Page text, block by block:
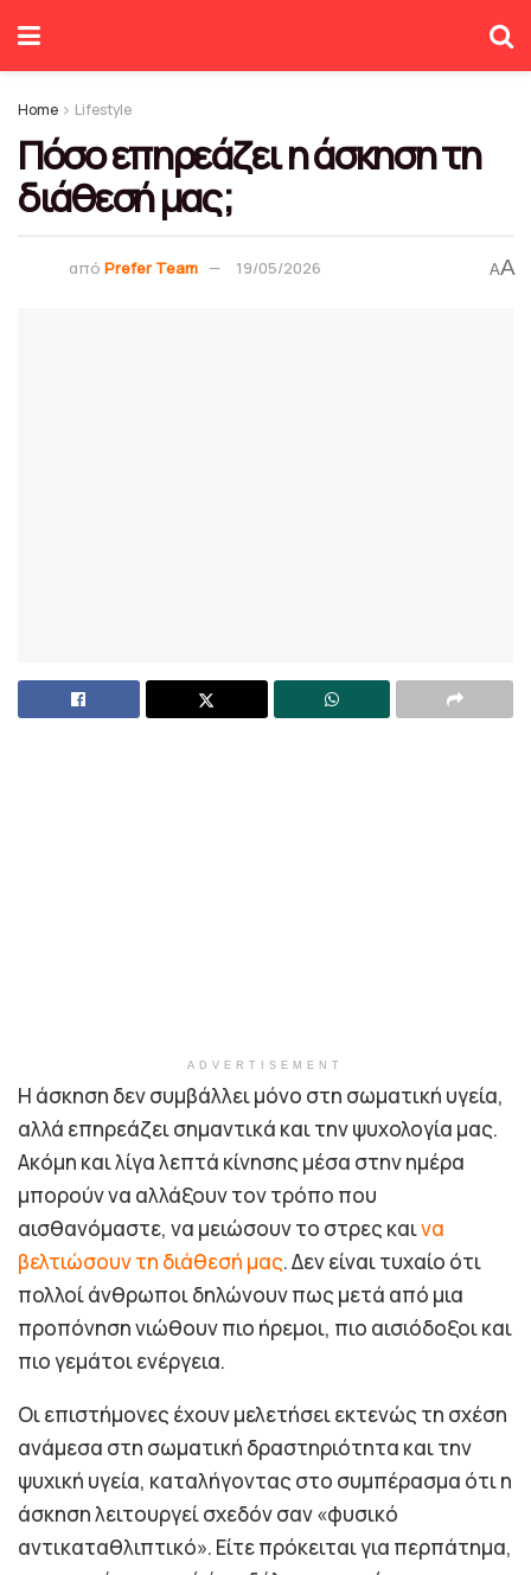
Home Lifestyle
Πόσο επηρεάζει η άσκηση τη
διάθεσή μας;
από Prefer Team 19/05/2026 AA
ADVERTISEMENT
Η άσκηση δεν συμβάλλει μόνο στη σωματική υγεία,
αλλά επηρεάζει σημαντικά και την ψυχολογία μας.
Ακόμη και λίγα λεπτά κίνησης μέσα στην ημέρα
μπορούν να αλλάξουν τον τρόπο που
αισθανόμαστε, να μειώσουν το στρες καινα
βελτιώσουν τη διάθεσή μας. Δεν είναι τυχαίο ότι
πολλοί άνθρωποι δηλώνουν πως μετά από μια
προπόνηση νιώθουν πιο ήρεμοι, πιο αισιόδοξοι και
πιο γεμάτοι ενέργεια.
Οι επιστήμονες έχουν μελετήσει εκτενώς τη σχέση
ανάμεσα στη σωματική δραστηριότητα και την
ψυχική υγεία, καταλήγοντας στο συμπέρασμα ότι η
άσκηση λειτουργεί σχεδόν σαν «φυσικό
αντικαταθλιπτικό». Είτε πρόκειται για περπάτημα,